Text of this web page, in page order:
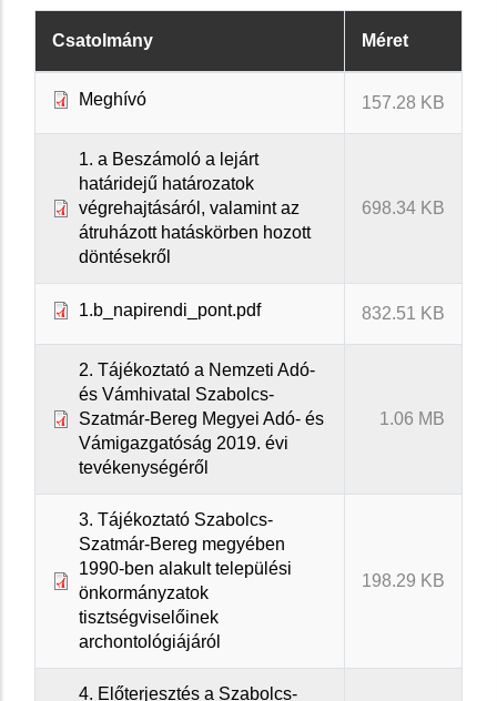
Csatolmány Méret
Meghívó 157.28 KB
1. a Beszámoló a lejárt
határidejű határozatok
végrehajtásáról, valamint az
átruházott hatáskörben hozott
döntésekről
698.34 KB
1.b_napirendi_pont.pdf 832.51 KB
2. Tájékoztató a Nemzeti Adó-
és Vámhivatal Szabolcs-
Szatmár-Bereg Megyei Adó- és
Vámigazgatóság 2019. évi
tevékenységéről
1.06 MB
3. Tájékoztató Szabolcs-
Szatmár-Bereg megyében
1990-ben alakult települési
önkormányzatok
tisztségviselőinek
archontológiájáról
198.29 KB
4. Előterjesztés a Szabolcs-